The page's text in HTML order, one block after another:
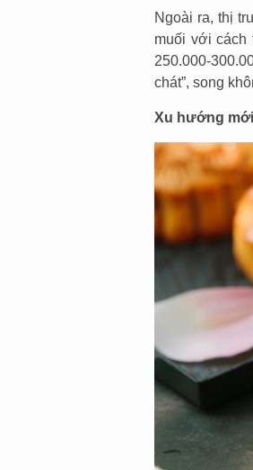
Ngoài ra, thị
muối với cách
250.000-
chát”, song
Xu hướng